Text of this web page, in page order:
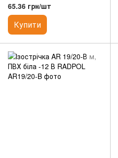
65.36 грн/шт
Купити